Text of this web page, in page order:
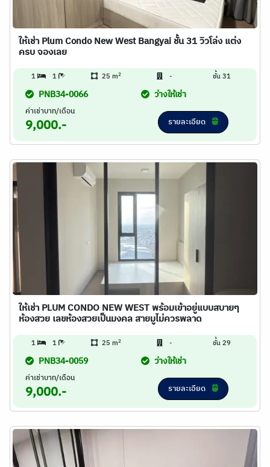
ให้เช่า Plum Condo New West Bangyai ชั้น 31 วิวโล่ง แต่ง
ครบ จองเลย
1 1 25 m2 - ชั้น 31
PNB34-0066 ว่างให้เช่า
ค่าเช่าบาท/เดือน
9,000.- รายละเอียด
ให้เช่า PLUM CONDO NEW WEST พร้อมเข้าอยู่แบบสบายๆ
ห้องสวย เลขห้องสวยเป็นมงคล สายมูไม่ควรพลาด
1 1 25 m2 - ชั้น 29
PNB34-0059 ว่างให้เช่า
ค่าเช่าบาท/เดือน
9,000.- รายละเอียด